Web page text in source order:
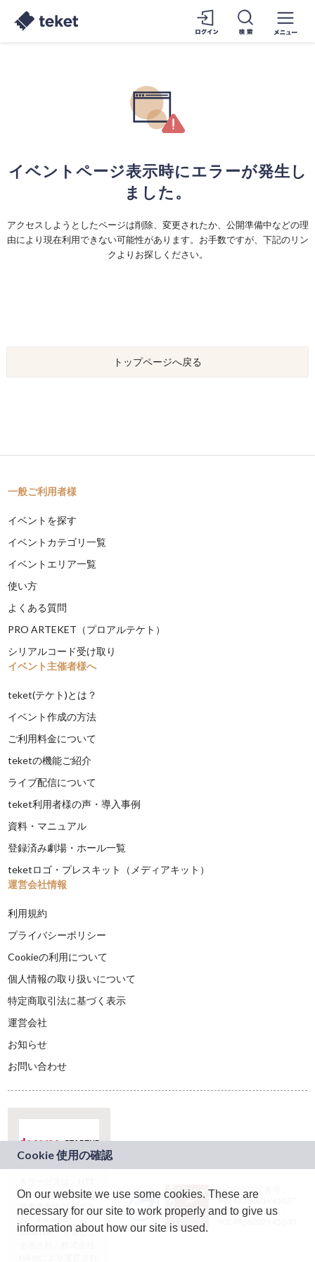
イベントページ表示時にエラーが発生し
ました。
アクセスしようとしたページは削除、変更されたか、公開準備中などの理
由により現在利用できない可能性があります。お手数ですが、下記のリン
クよりお探しください。
トップページへ戻る
一般ご利用者様
イベントを探す
イベントカテゴリ一覧
イベントエリア一覧
使い方
よくある質問
PRO ARTEKET（プロアルテケト）
シリアルコード受け取り
イベント主催者様へ
teket(テケト)とは？
イベント作成の方法
ご利用料金について
teketの機能ご紹介
ライブ配信について
teket利用者様の声・導入事例
資料・マニュアル
登録済み劇場・ホール一覧
teketロゴ・プレスキット（メディアキット）
運営会社情報
利用規約
プライバシーポリシー
Cookieの利用について
個人情報の取り扱いについて
特定商取引法に基づく表示
運営会社
お知らせ
お問い合わせ
ドコモグループの新
規事業創出プログラ
ム「docomo
STARTUP」を通じて
JASRAC許諾番号：
9024936001Y45037
JASRAC許諾番号：
On our website we use some cookies. These are
necessary for our site to work properly and to give us
information about how our site is used.